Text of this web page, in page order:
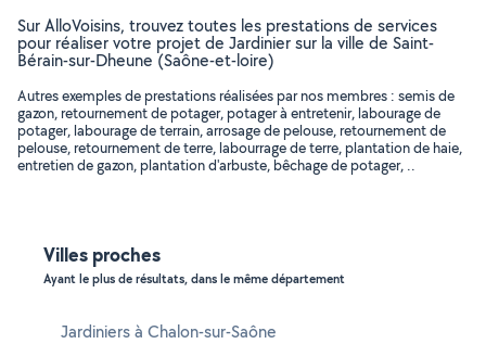
Sur AlloVoisins, trouvez toutes les prestations de services
pour réaliser votre projet de Jardinier sur la ville de Saint-
Bérain-sur-Dheune (Saône-et-loire)
Autres exemples de prestations réalisées par nos membres : semis de
gazon, retournement de potager, potager à entretenir, labourage de
potager, labourage de terrain, arrosage de pelouse, retournement de
pelouse, retournement de terre, labourrage de terre, plantation de haie,
entretien de gazon, plantation d'arbuste, bêchage de potager, ..
Villes proches
Ayant le plus de résultats, dans le même département
Jardiniers à Chalon-sur-Saône